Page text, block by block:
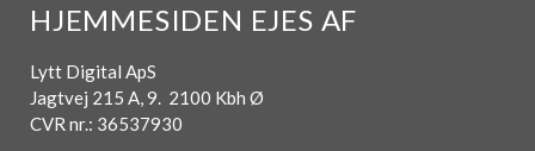
HJEMMESIDEN EJES AF
Lytt Digital ApS
Jagtvej 215 A, 9. 2100 Kbh Ø
CVR nr.: 36537930